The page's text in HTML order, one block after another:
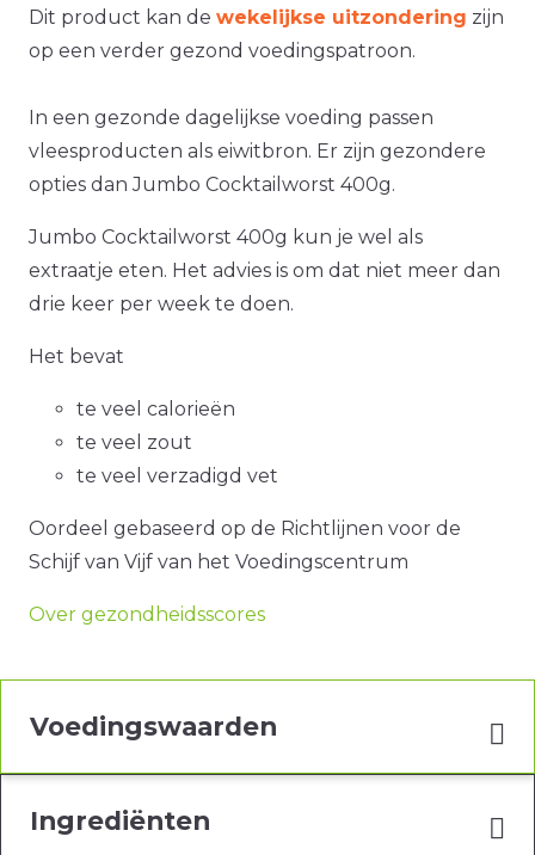
Dit product kan de wekelijkse uitzondering zijn
op een verder gezond voedingspatroon.
In een gezonde dagelijkse voeding passen
vleesproducten als eiwitbron. Er zijn gezondere
opties dan Jumbo Cocktailworst 400g.
Jumbo Cocktailworst 400g kun je wel als
extraatje eten. Het advies is om dat niet meer dan
drie keer per week te doen.
Het bevat
te veel calorieën
te veel zout
te veel verzadigd vet
Oordeel gebaseerd op de Richtlijnen voor de
Schijf van Vijf van het Voedingscentrum
Over gezondheidsscores
Voedingswaarden
Ingrediënten